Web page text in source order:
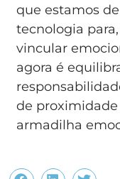
que estamos
tecnologia
vincular
agora é
de
armadilha